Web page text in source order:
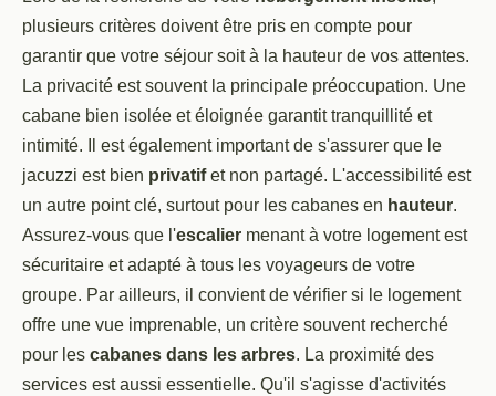
plusieurs critères doivent être pris en compte pour
garantir que votre séjour soit à la hauteur de vos attentes.
La privacité est souvent la principale préoccupation. Une
cabane bien isolée et éloignée garantit tranquillité et
intimité. Il est également important de s'assurer que le
jacuzzi est bien privatifet non partagé. L'accessibilité est
un autre point clé, surtout pour les cabanes en hauteur.
Assurez-vous que l'escalier menant à votre logement est
sécuritaire et adapté à tous les voyageurs de votre
groupe. Par ailleurs, il convient de vérifier si le logement
offre une vue imprenable, un critère souvent recherché
pour les cabanes dans les arbres. La proximité des
services est aussi essentielle. Qu'il s'agisse d'activités